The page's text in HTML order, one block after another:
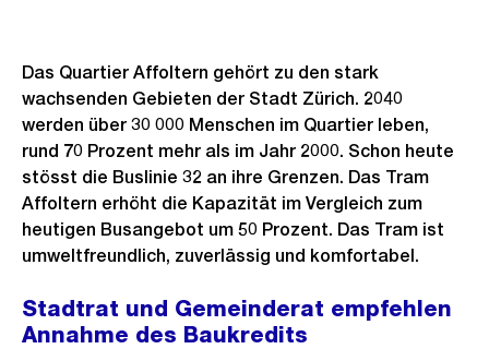
Das Quartier Affoltern gehört zu den stark
wachsenden Gebieten der Stadt Zürich. 2040
werden über 30 000 Menschen im Quartier leben,
rund 70 Prozent mehr als im Jahr 2000. Schon heute
stösst die Buslinie 32 an ihre Grenzen. Das Tram
Affoltern erhöht die Kapazität im Vergleich zum
heutigen Busangebot um 50 Prozent. Das Tram ist
umweltfreundlich, zuverlässig und komfortabel.
Stadtrat und Gemeinderat empfehlen
Annahme des Baukredits